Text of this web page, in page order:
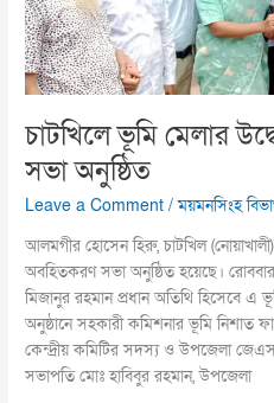
চাটখিলে ভূমি মেলার
সভা অনুষ্ঠিত
Leave a Comment /ময়মনসিংহ
আলমগীর হোসেন হিরু, চাটখিল
অবহিতকরণ সভা অনুষ্ঠিত হয়েছে। রোববার
মিজানুর রহমান প্রধান অতিথি হিসেবে এ
অনুষ্ঠানে সহকারী কমিশনার ভূমি নিশাত
কেন্দ্রীয় কমিটির সদস্য ও উপজেলা
সভাপতি মোঃ হাবিবুর রহমান, উপজেলা
অনুষ্ঠিত